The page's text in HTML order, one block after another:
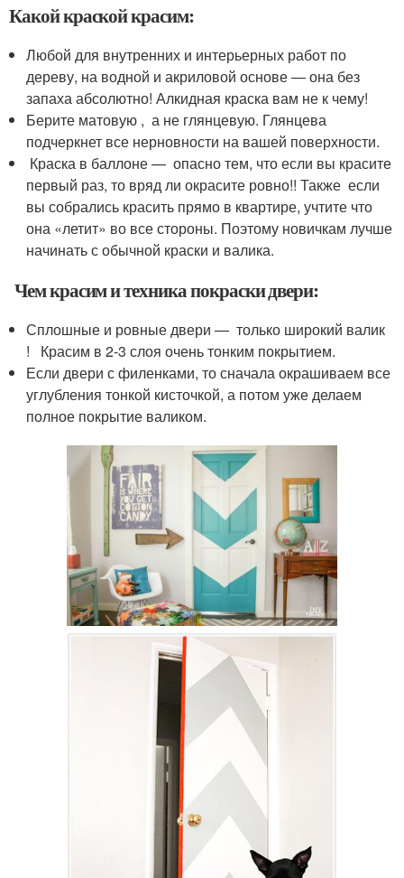
Какой краской красим:
Любой для внутренних и интерьерных работ по
дереву, на водной и акриловой основе — она без
запаха абсолютно! Алкидная краска вам не к чему!
Берите матовую , а не глянцевую. Глянцева
подчеркнет все нерновности на вашей поверхности.
Краска в баллоне — опасно тем, что если вы красите
первый раз, то вряд ли окрасите ровно!! Также если
вы собрались красить прямо в квартире, учтите что
она «летит» во все стороны. Поэтому новичкам лучше
начинать с обычной краски и валика.
Чем красим и техника покраски двери:
Сплошные и ровные двери — только широкий валик
! Красим в 2-3 слоя очень тонким покрытием.
Если двери с филенками, то сначала окрашиваем все
углубления тонкой кисточкой, а потом уже делаем
полное покрытие валиком.